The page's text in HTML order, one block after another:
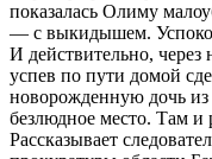
показалась Олиму
— с выкидышем.
И действительно, через
успев по пути домой
новорожденную дочь
безлюдное место. Там и
Рассказывает